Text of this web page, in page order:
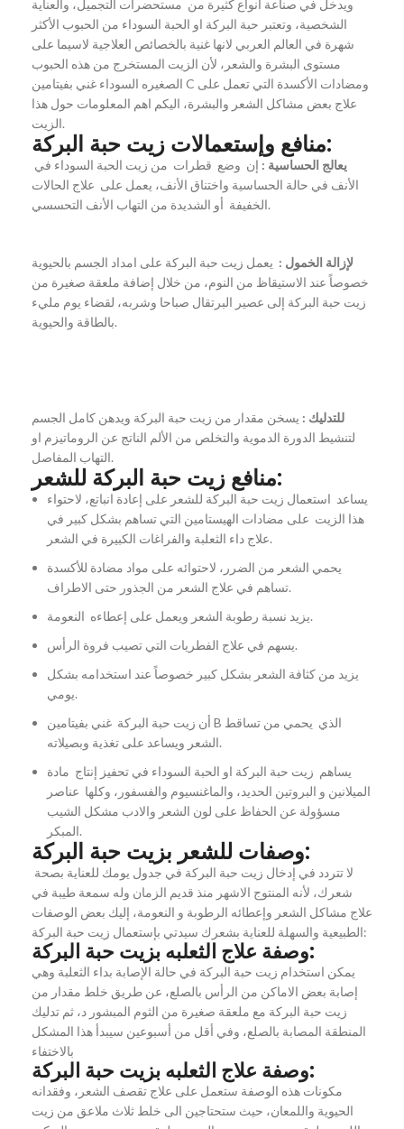
ويدخل في صناعة أنواع كثيرة من مستحضرات التجميل، والعناية
الشخصية، وتعتبر حبة البركة او الحبة السوداء من الحبوب الأكثر
شهرة في العالم العربي لانها غنية بالخصائص العلاجية لاسيما على
مستوى البشرة والشعر، لأن الزيت المستخرج من هذه الحبوب
الصغيره السوداء غني بفيتامين C ومضادات الأكسدة التي تعمل على
علاج بعض مشاكل الشعر والبشرة، اليكم اهم المعلومات حول هذا
الزيت.
منافع وإستعمالات زيت حبة البركة:
يعالج الحساسية : إن وضع قطرات من زيت الحبة السوداء في
الأنف في حالة الحساسية واختناق الأنف، يعمل على علاج الحالات
الخفيفة أو الشديدة من التهاب الأنف التحسسي.
لإزالة الخمول : يعمل زيت حبة البركة على امداد الجسم بالحيوية
خصوصاً عند الاستيقاظ من النوم، من خلال إضافة ملعقة صغيرة من
زيت حبة البركة إلى عصير البرتقال صباحا وشربه، لقضاء يوم مليء
بالطاقة والحيوية.
للتدليك : يسخن مقدار من زيت حبة البركة ويدهن كامل الجسم
لتنشيط الدورة الدموية والتخلص من الألم الناتج عن الروماتيزم او
التهاب المفاصل.
منافع زيت حبة البركة للشعر:
يساعد استعمال زيت حبة البركة للشعر على إعادة انباتع، لاحتواء
هذا الزيت على مضادات الهيستامين التي تساهم بشكل كبير في
علاج داء الثعلبة والفراغات الكبيرة في الشعر.
يحمي الشعر من الضرر، لاحتوائه على مواد مضادة للأكسدة
تساهم في علاج الشعر من الجذور حتى الاطراف.
يزيد نسبة رطوبة الشعر ويعمل على إعطاءه النعومة.
يسهم في علاج الفطريات التي تصيب فروة الرأس.
يزيد من كثافة الشعر بشكل كبير خصوصاً عند استخدامه بشكل
يومي.
أن زيت حبة البركة غني بفيتامين B الذي يحمي من تساقط
الشعر ويساعد على تغذية وبصيلاته.
يساهم زيت حبة البركة او الحبة السوداء في تحفيز إنتاج مادة
الميلانين و البروتين الحديد، والماغنسيوم والفسفور، وكلها عناصر
مسؤولة عن الحفاظ على لون الشعر والادب مشكل الشيب
المبكر.
وصفات للشعر بزيت حبة البركة:
شعرك، لأنه المنتوج الاشهر منذ قديم الزمان وله سمعة طيبة في
علاج مشاكل الشعر وإعطائه الرطوبة و النعومة، إليك بعض الوصفات
الطبيعية والسهلة للعناية بشعرك سيدتي بإستعمال زيت حبة البركة:
وصفة علاج الثعلبه بزيت حبة البركة:
يمكن استخدام زيت حبة البركة في حالة الإصابة بداء الثعلبة وهي
إصابة بعض الاماكن من الرأس بالصلع، عن طريق خلط مقدار من
زيت حبة البركة مع ملعقة صغيرة من الثوم المبشور د، ثم تدليك
المنطقة المصابة بالصلع، وفي أقل من أسبوعين سيبدأ هذا المشكل
بالاختفاء
وصفة علاج الثعلبه بزيت حبة البركة:
مكونات هذه الوصفة ستعمل على علاج تقصف الشعر، وفقدانه
الحيوية واللمعان، حيث ستحتاجين الى خلط ثلاث ملاعق من زيت